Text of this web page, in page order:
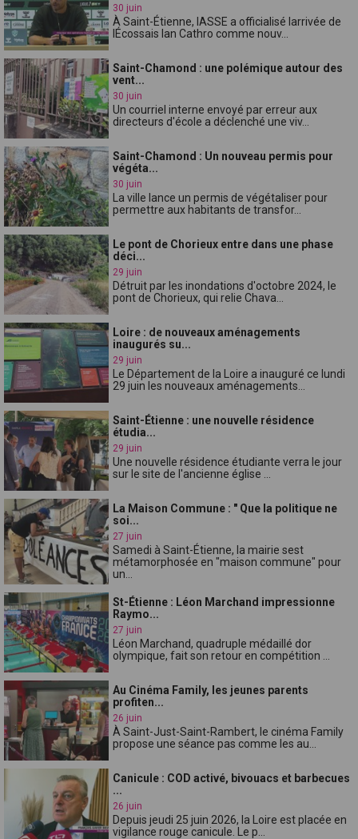
30 juin
À Saint-Étienne, lASSE a officialisé larrivée de
lÉcossais Ian Cathro comme nouv...
Saint-Chamond : une polémique autour des
vent...
30 juin
Un courriel interne envoyé par erreur aux
directeurs d'école a déclenché une viv...
Saint-Chamond : Un nouveau permis pour
végéta...
30 juin
La ville lance un permis de végétaliser pour
permettre aux habitants de transfor...
Le pont de Chorieux entre dans une phase
déci...
29 juin
Détruit par les inondations d'octobre 2024, le
pont de Chorieux, qui relie Chava...
Loire : de nouveaux aménagements
inaugurés su...
29 juin
Le Département de la Loire a inauguré ce lundi
29 juin les nouveaux aménagements...
Saint-Étienne : une nouvelle résidence
étudia...
29 juin
Une nouvelle résidence étudiante verra le jour
sur le site de l'ancienne église ...
La Maison Commune : " Que la politique ne
soi...
27 juin
Samedi à Saint-Étienne, la mairie sest
métamorphosée en "maison commune" pour
un...
St-Étienne : Léon Marchand impressionne
Raymo...
27 juin
Léon Marchand, quadruple médaillé dor
olympique, fait son retour en compétition ...
Au Cinéma Family, les jeunes parents
profiten...
26 juin
À Saint-Just-Saint-Rambert, le cinéma Family
propose une séance pas comme les au...
Canicule : COD activé, bivouacs et barbecues
...
26 juin
Depuis jeudi 25 juin 2026, la Loire est placée en
vigilance rouge canicule. Le p...